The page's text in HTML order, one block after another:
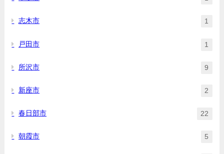
志木市 1
戸田市 1
所沢市 9
新座市 2
春日部市 22
朝霞市 5